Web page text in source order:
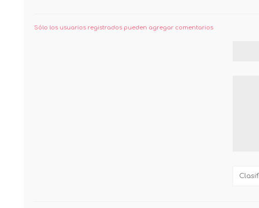
Sólo los usuarios registrados pueden agregar comentarios